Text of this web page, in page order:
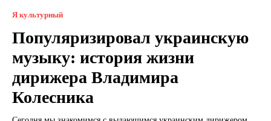
Я культурный
Популяризировал украинскую
музыку: история жизни
дирижера Владимира
Колесника